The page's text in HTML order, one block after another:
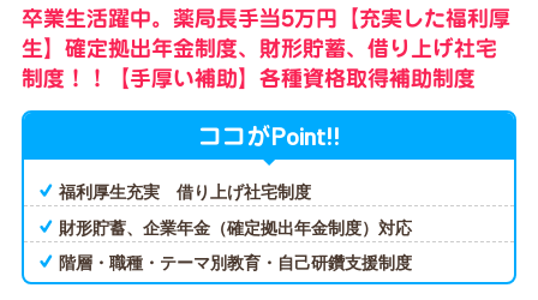
卒業生活躍中。薬局長手当5万円【充実した福利厚
生】確定拠出年金制度、財形貯蓄、借り上げ社宅
制度！！【手厚い補助】各種資格取得補助制度
ココがPoint!!
福利厚生充実 借り上げ社宅制度
財形貯蓄、企業年金（確定拠出年金制度）対応
階層・職種・テーマ別教育・自己研鑽支援制度